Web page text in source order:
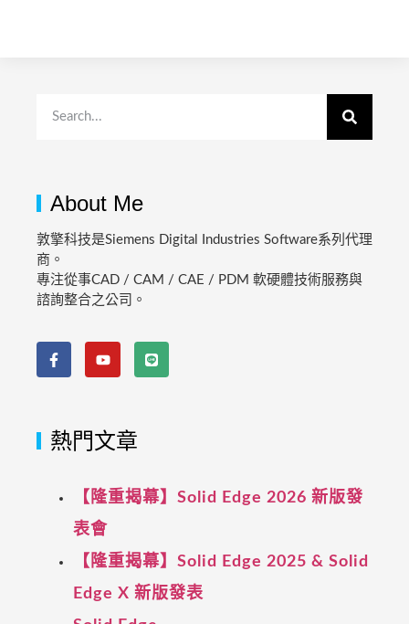
About Me
敦擎科技是Siemens Digital Industries Software系列代理
商。
專注從事CAD / CAM / CAE / PDM 軟硬體技術服務與
諮詢整合之公司。
熱門文章
【隆重揭幕】Solid Edge 2026 新版發
表會
【隆重揭幕】Solid Edge 2025 & Solid
Edge X 新版發表